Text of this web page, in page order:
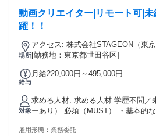
間 平均20時間。基本は土日祝休み
振替休日を取得いただきます。 学歴・資格 学歴：大学院 大
動画クリエイター|リモート可|
躍！！
場所
アクセス: 株式会社STAGEON（東京都中央区日本橋本町3丁
目3-6 ワカ末ビル5階） アクセス：
ォローアップ後、在宅勤務（リモー
[勤務地：東京都世田谷区]
給与
月給220,000円～495,000円
対象
求める人材: 求める人材 学歴不問／未経験OK（育成・フォロ
ーあり） 必須（MUST） ・基本的なPC操作（ファイル管理、
味があり、継続的に学べる方 ・ノート
雇用形態： 業務委託